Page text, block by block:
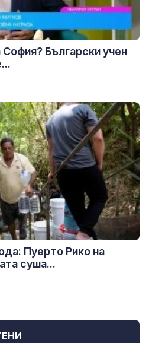
Български учен
Пуерто Рико на
суша...